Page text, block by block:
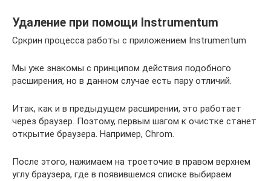
Удаление при помощи Instrumentum
Сркрин процесса работы с приложением Instrumentum
Мы уже знакомы с принципом действия подобного
расширения, но в данном случае есть пару отличий.
Итак, как и в предыдущем расширении, это работает
через браузер. Поэтому, первым шагом к очистке станет
открытие браузера. Например, Chrom.
После этого, нажимаем на троеточие в правом верхнем
углу браузера, где в появившемся списке выбираем